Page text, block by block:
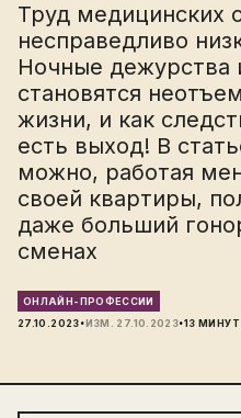
Труд медицинских
несправедливо
Ночные дежурства
становятся
жизни, и как
есть выход! В
можно, работая
своей квартиры,
даже больший
сменах
ОНЛАЙН-ПРОФЕССИИ
27.10.2023·ИЗМ. 27.10.2023·13 МИНУТ